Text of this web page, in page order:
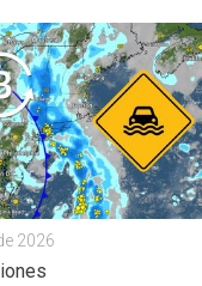
I-95. 5 pulgadas
el noreste. Posibles
2026